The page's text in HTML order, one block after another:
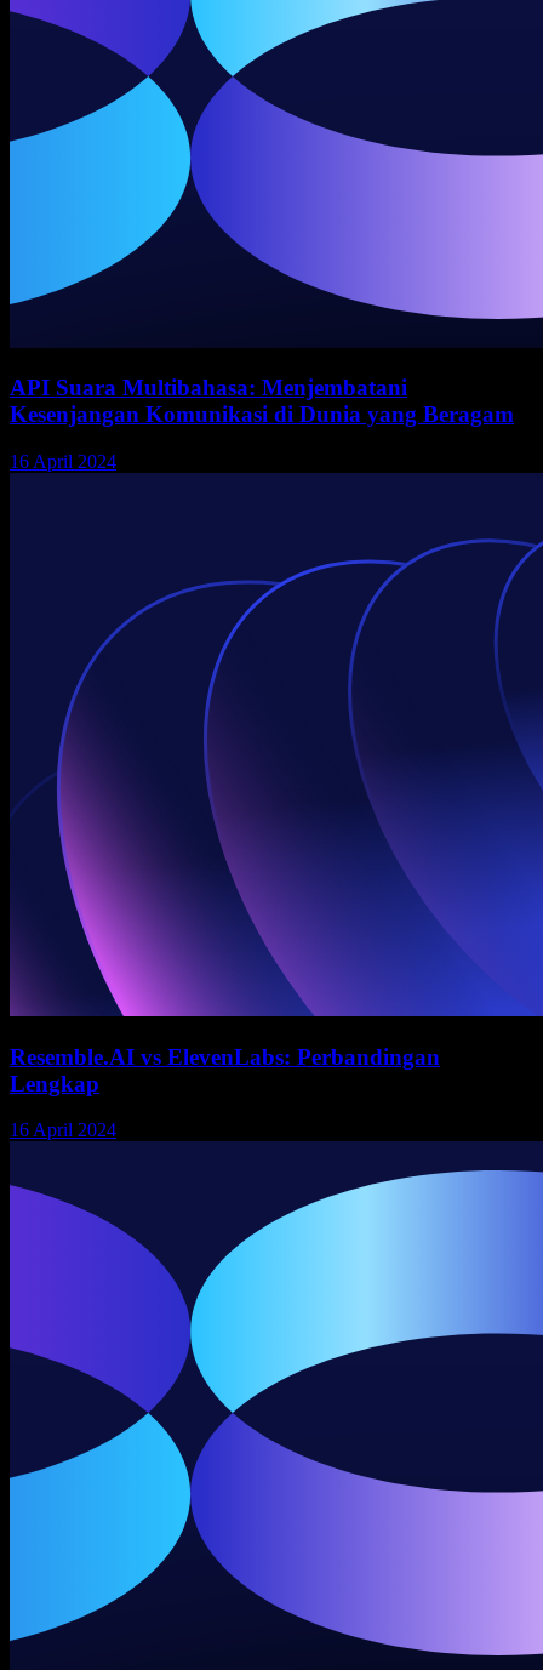
API Suara Multibahasa: Menjembatani
Kesenjangan Komunikasi di Dunia yang Beragam
16 April 2024
Resemble.AI vs ElevenLabs: Perbandingan
Lengkap
16 April 2024